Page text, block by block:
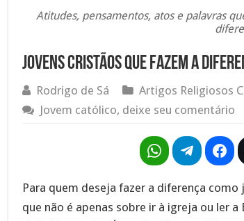
Atitudes, pensamentos, atos e palavras
Jovens cristãos que fazem a
Rodrigo de Sá
Artigos Religiosos
Jovem católico, deixe seu comentário
Para quem deseja fazer a diferença
que não é apenas sobre ir à igreja ou ler